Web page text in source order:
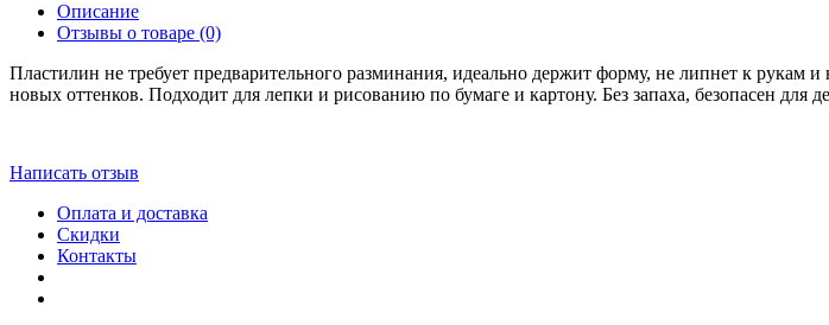
Описание
Отзывы о товаре (0)
Пластилин не требует предварительного разминания, идеально держит форму, не липнет к
новых оттенков. Подходит для лепки и рисованию по бумаге и картону. Без запаха, безопасен для
Написать отзыв
Оплата и доставка
Скидки
Контакты